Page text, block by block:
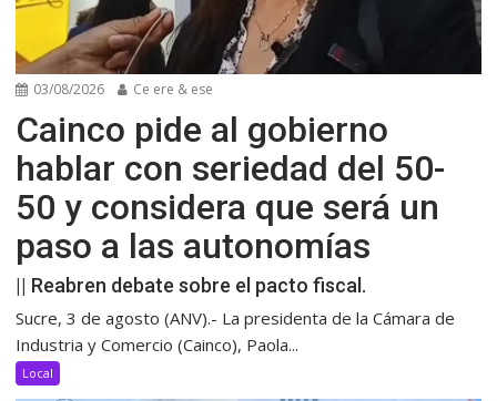
03/08/2026 Ce ere & ese
Cainco pide al gobierno
hablar con seriedad del 50-
50 y considera que será un
paso a las autonomías
|| Reabren debate sobre el pacto fiscal.
Sucre, 3 de agosto (ANV).- La presidenta de la Cámara de
Industria y Comercio (Cainco), Paola...
Local